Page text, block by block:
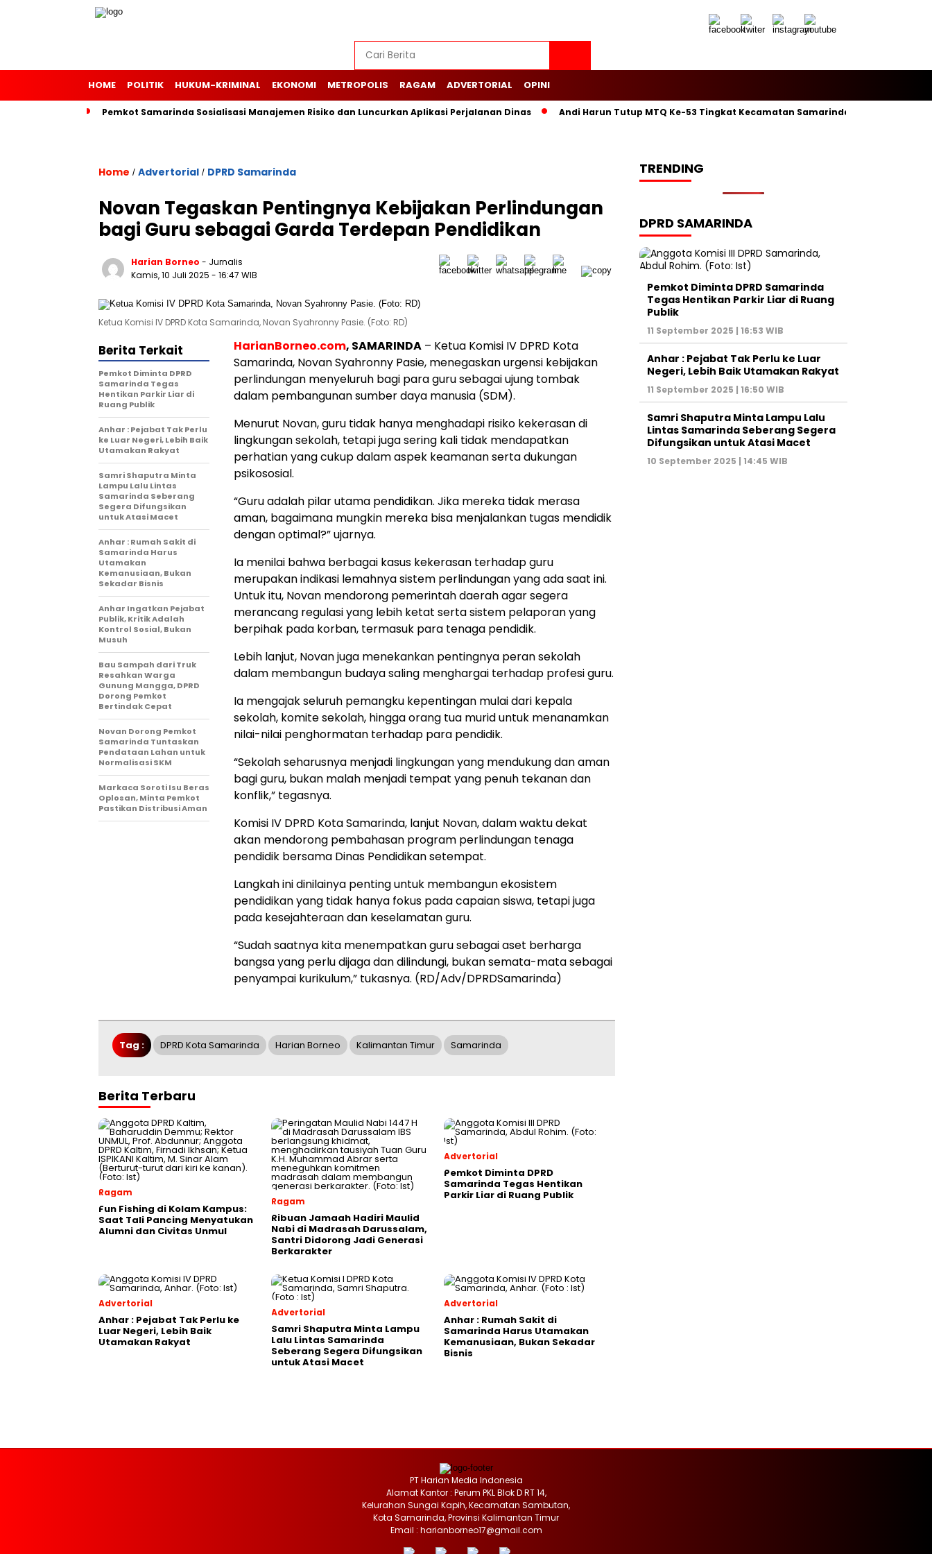
HOME POLITIK HUKUM-KRIMINAL EKONOMI METROPOLIS RAGAM ADVERTORIAL OPINI
Pemkot Samarinda Sosialisasi Manajemen Risiko dan Luncurkan Aplikasi Perjalanan Dinas Andi Harun Tutup MTQ Ke-53 Tingkat Kecamatan Samarinda Ilir, Kelurahan
Home / Advertorial / DPRD Samarinda
Novan Tegaskan Pentingnya Kebijakan Perlindungan
bagi Guru sebagai Garda Terdepan Pendidikan
Harian Borneo - Jurnalis
Kamis, 10 Juli 2025 - 16:47 WIB
Ketua Komisi IV DPRD Kota Samarinda, Novan Syahronny Pasie. (Foto: RD)
HarianBorneo.com, SAMARINDA – Ketua Komisi IV DPRD Kota
Samarinda, Novan Syahronny Pasie, menegaskan urgensi kebijakan
perlindungan menyeluruh bagi para guru sebagai ujung tombak
dalam pembangunan sumber daya manusia (SDM).
Menurut Novan, guru tidak hanya menghadapi risiko kekerasan di
lingkungan sekolah, tetapi juga sering kali tidak mendapatkan
perhatian yang cukup dalam aspek keamanan serta dukungan
psikososial.
“Guru adalah pilar utama pendidikan. Jika mereka tidak merasa
aman, bagaimana mungkin mereka bisa menjalankan tugas mendidik
dengan optimal?” ujarnya.
Ia menilai bahwa berbagai kasus kekerasan terhadap guru
merupakan indikasi lemahnya sistem perlindungan yang ada saat ini.
Untuk itu, Novan mendorong pemerintah daerah agar segera
merancang regulasi yang lebih ketat serta sistem pelaporan yang
berpihak pada korban, termasuk para tenaga pendidik.
Lebih lanjut, Novan juga menekankan pentingnya peran sekolah
dalam membangun budaya saling menghargai terhadap profesi guru.
Ia mengajak seluruh pemangku kepentingan mulai dari kepala
sekolah, komite sekolah, hingga orang tua murid untuk menanamkan
nilai-nilai penghormatan terhadap para pendidik.
“Sekolah seharusnya menjadi lingkungan yang mendukung dan aman
bagi guru, bukan malah menjadi tempat yang penuh tekanan dan
konflik,” tegasnya.
Komisi IV DPRD Kota Samarinda, lanjut Novan, dalam waktu dekat
akan mendorong pembahasan program perlindungan tenaga
pendidik bersama Dinas Pendidikan setempat.
Langkah ini dinilainya penting untuk membangun ekosistem
pendidikan yang tidak hanya fokus pada capaian siswa, tetapi juga
pada kesejahteraan dan keselamatan guru.
“Sudah saatnya kita menempatkan guru sebagai aset berharga
bangsa yang perlu dijaga dan dilindungi, bukan semata-mata sebagai
penyampai kurikulum,” tukasnya. (RD/Adv/DPRDSamarinda)
Berita Terkait
Pemkot Diminta DPRD
Samarinda Tegas
Hentikan Parkir Liar di
Ruang Publik
Anhar : Pejabat Tak Perlu
ke Luar Negeri, Lebih Baik
Utamakan Rakyat
Samri Shaputra Minta
Lampu Lalu Lintas
Samarinda Seberang
Segera Difungsikan
untuk Atasi Macet
Anhar : Rumah Sakit di
Samarinda Harus
Utamakan
Kemanusiaan, Bukan
Sekadar Bisnis
Anhar Ingatkan Pejabat
Publik, Kritik Adalah
Kontrol Sosial, Bukan
Musuh
Bau Sampah dari Truk
Resahkan Warga
Gunung Mangga, DPRD
Dorong Pemkot
Bertindak Cepat
Novan Dorong Pemkot
Samarinda Tuntaskan
Pendataan Lahan untuk
Normalisasi SKM
Markaca Soroti Isu Beras
Oplosan, Minta Pemkot
Pastikan Distribusi Aman
Tag : DPRD Kota Samarinda Harian Borneo Kalimantan Timur Samarinda
Berita Terbaru
Ragam
Fun Fishing di Kolam Kampus:
Saat Tali Pancing Menyatukan
Alumni dan Civitas Unmul
Ragam
Ribuan Jamaah Hadiri Maulid
Nabi di Madrasah Darussalam,
Santri Didorong Jadi Generasi
Berkarakter
Advertorial
Pemkot Diminta DPRD
Samarinda Tegas Hentikan
Parkir Liar di Ruang Publik
Advertorial
Anhar : Pejabat Tak Perlu ke
Luar Negeri, Lebih Baik
Utamakan Rakyat
Advertorial
Samri Shaputra Minta Lampu
Lalu Lintas Samarinda
Seberang Segera Difungsikan
untuk Atasi Macet
Advertorial
Anhar : Rumah Sakit di
Samarinda Harus Utamakan
Kemanusiaan, Bukan Sekadar
Bisnis
TRENDING
DPRD SAMARINDA
Pemkot Diminta DPRD Samarinda
Tegas Hentikan Parkir Liar di Ruang
Publik
11 September 2025 | 16:53 WIB
Anhar : Pejabat Tak Perlu ke Luar
Negeri, Lebih Baik Utamakan Rakyat
11 September 2025 | 16:50 WIB
Samri Shaputra Minta Lampu Lalu
Lintas Samarinda Seberang Segera
Difungsikan untuk Atasi Macet
10 September 2025 | 14:45 WIB
PT Harian Media Indonesia
Alamat Kantor : Perum PKL Blok D RT 14,
Kelurahan Sungai Kapih, Kecamatan Sambutan,
Kota Samarinda, Provinsi Kalimantan Timur
Email : harianborneo17@gmail.com